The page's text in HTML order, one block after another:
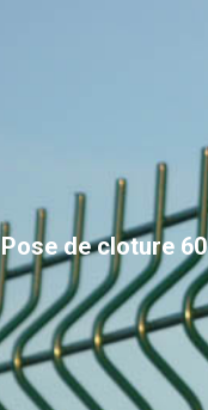
Pose de cloture 60